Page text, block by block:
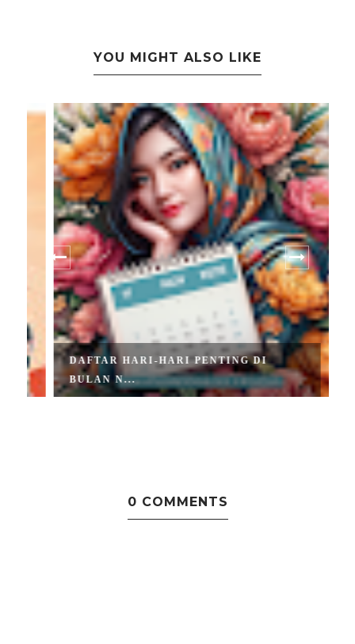
YOU MIGHT ALSO LIKE
DAFTAR HARI-HARI PENTING DI
BULAN N...
0 COMMENTS